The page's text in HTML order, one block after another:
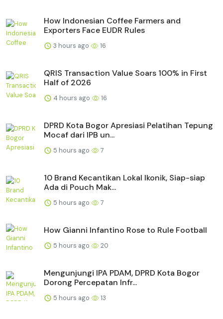
How Indonesian Coffee Farmers and
Exporters Face EUDR Rules
3 hours ago 16
QRIS Transaction Value Soars 100% in First
Half of 2026
4 hours ago 16
DPRD Kota Bogor Apresiasi Pelatihan Tepung
Mocaf dari IPB un...
5 hours ago 7
10 Brand Kecantikan Lokal Ikonik, Siap-siap
Ada di Pouch Mak...
5 hours ago 7
How Gianni Infantino Rose to Rule Football
5 hours ago 20
Mengunjungi IPA PDAM, DPRD Kota Bogor
Dorong Percepatan Infr...
5 hours ago 13